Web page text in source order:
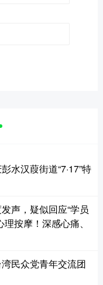
水汉葭街道“7·17”特
声，疑似回应“学员
按摩！深感心痛、
民众党青年交流团